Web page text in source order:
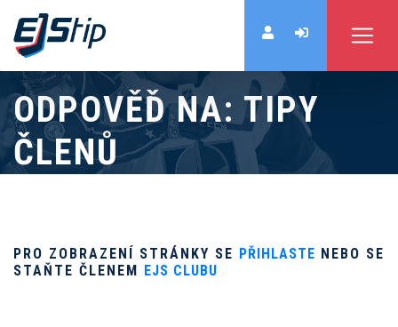
ODPOVĚĎ NA: TIPY
ČLENŮ
PRO ZOBRAZENÍ STRÁNKY SE PŘIHLASTE NEBO SE
STAŇTE ČLENEM EJS CLUBU